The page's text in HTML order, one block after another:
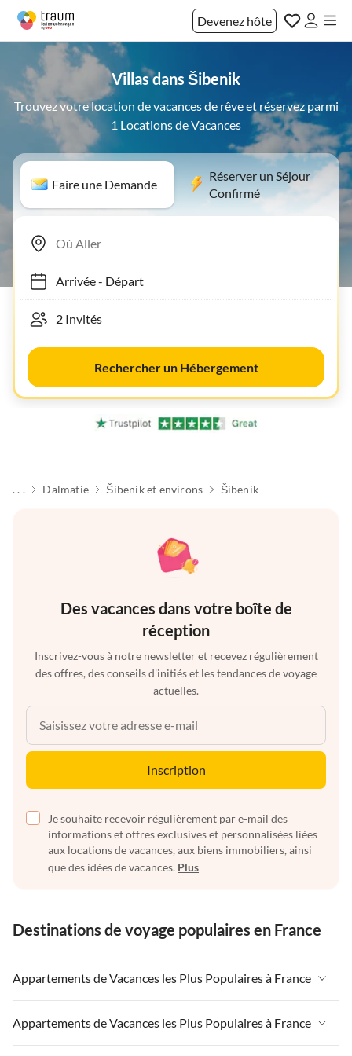
Devenez hôte
Villas dans Šibenik
Trouvez votre location de vacances de rêve et réservez parmi
1 Locations de Vacances
Faire une Demande
Réserver un Séjour
Confirmé
Arrivée- Départ
Rechercher un Hébergement
. . . Dalmatie Šibenik et environs Šibenik
Des vacances dans votre boîte de
réception
Inscrivez-vous à notre newsletter et recevez régulièrement
des offres, des conseils d'initiés et les tendances de voyage
actuelles.
Inscription
Je souhaite recevoir régulièrement par e-mail des
informations et offres exclusives et personnalisées liées
aux locations de vacances, aux biens immobiliers, ainsi
que des idées de vacances. Plus
Destinations de voyage populaires en France
Appartements de Vacances les Plus Populaires à France
Appartements de Vacances à France
Appartements de Vacances à Paris-Ile de France
Appartements de Vacances les Plus Populaires à France